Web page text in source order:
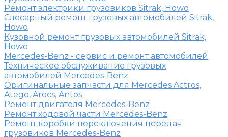
Ремонт электрики грузовиков Sitrak, Howo
Слесарный ремонт грузовых автомобилей Sitrak,
Howo
Кузовной ремонт грузовых автомобилей Sitrak,
Howo
Mercedes-Benz - сервис и ремонт автомобилей
Техническое обслуживание грузовых
автомобилей Mercedes-Benz
Оригинальные запчасти для Mercedes Actros,
Atego, Arocs, Antos
Ремонт двигателя Mercedes-Benz
Ремонт ходовой части Mercedes-Benz
Ремонт коробки переключения передач
грузовиков Mercedes-Benz